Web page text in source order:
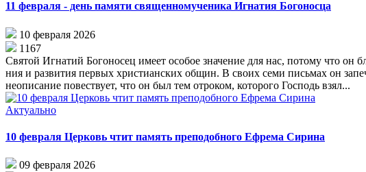
11 февраля - день памяти священномученика Игнатия Богоносца
10 февраля 2026
1167
Свя­той Иг­на­тий Бо­го­но­сец име­ет осо­бое зна­че­ние для нас, по­то­му что он
ния и раз­ви­тия пер­вых хри­сти­ан­ских об­щин. В сво­их се­ми пись­мах он
не­опи­са­ние по­вест­ву­ет, что он был тем от­ро­ком, ко­то­ро­го Гос­подь взял...
Актуально
10 февраля Церковь чтит память преподобного Ефрема Сирина
09 февраля 2026